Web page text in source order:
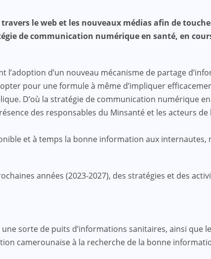
le web et les nouveaux médias afin de
de communication numérique en santé, en
l’adoption d’un nouveau mécanisme de partage
pour une formule à même d’impliquer
D’où la stratégie de communication numérique
des responsables du Minsanté et les acteurs
et à temps la bonne information aux internautes,
années (2023-2027), des stratégies et des
sorte de puits d’informations sanitaires, ainsi que
camerounaise à la recherche de la bonne